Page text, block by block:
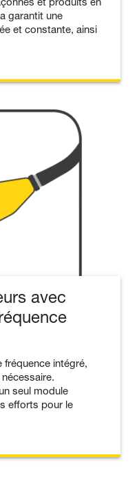
garantit une
et constante, ainsi
avec
fréquence intégré,
seul module
efforts pour le